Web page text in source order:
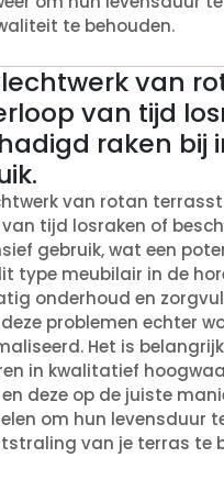
te behouden.
van
van tijd
raken bij
van rotan
tijd losraken of
gebruik, wat een
type meubilair in de
onderhoud en
problemen echter
Het is
in kwalitatief
deze op de juiste
om hun levensduur
van je terras te